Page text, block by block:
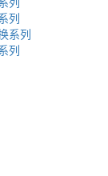
列
系列
列